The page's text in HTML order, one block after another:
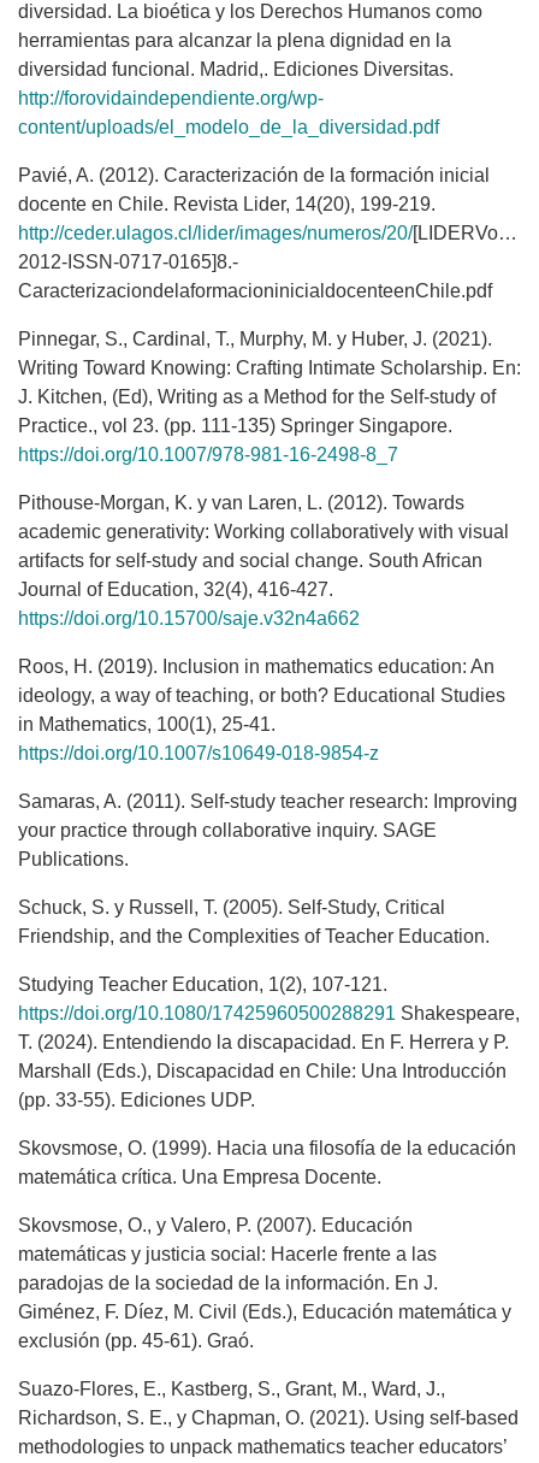
diversidad. La bioética y los Derechos Humanos como
herramientas para alcanzar la plena dignidad en la
diversidad funcional. Madrid,. Ediciones Diversitas.
http://forovidaindependiente.org/wp-
content/uploads/el_modelo_de_la_diversidad.pdf
Pavié, A. (2012). Caracterización de la formación inicial
docente en Chile. Revista Lider, 14(20), 199-219.
http://ceder.ulagos.cl/lider/images/numeros/20/
2012-ISSN-0717-0165]8.-
CaracterizaciondelaformacioninicialdocenteenChile.pdf
Pinnegar, S., Cardinal, T., Murphy, M. y Huber, J. (2021).
Writing Toward Knowing: Crafting Intimate Scholarship. En:
J. Kitchen, (Ed), Writing as a Method for the Self-study of
Practice., vol 23. (pp. 111-135) Springer Singapore.
https://doi.org/10.1007/978-981-16-2498-8_7
Pithouse-Morgan, K. y van Laren, L. (2012). Towards
academic generativity: Working collaboratively with visual
artifacts for self-study and social change. South African
Journal of Education, 32(4), 416-427.
https://doi.org/10.15700/saje.v32n4a662
Roos, H. (2019). Inclusion in mathematics education: An
ideology, a way of teaching, or both? Educational Studies
in Mathematics, 100(1), 25-41.
https://doi.org/10.1007/s10649-018-9854-z
Samaras, A. (2011). Self-study teacher research: Improving
your practice through collaborative inquiry. SAGE
Publications.
Schuck, S. y Russell, T. (2005). Self-Study, Critical
Friendship, and the Complexities of Teacher Education.
Studying Teacher Education, 1(2), 107-121.
https://doi.org/10.1080/17425960500288291 Shakespeare,
T. (2024). Entendiendo la discapacidad. En F. Herrera y P.
Marshall (Eds.), Discapacidad en Chile: Una Introducción
(pp. 33-55). Ediciones UDP.
Skovsmose, O. (1999). Hacia una filosofía de la educación
matemática crítica. Una Empresa Docente.
Skovsmose, O., y Valero, P. (2007). Educación
matemáticas y justicia social: Hacerle frente a las
paradojas de la sociedad de la información. En J.
Giménez, F. Díez, M. Civil (Eds.), Educación matemática y
exclusión (pp. 45-61). Graó.
Suazo-Flores, E., Kastberg, S., Grant, M., Ward, J.,
Richardson, S. E., y Chapman, O. (2021). Using self-based
methodologies to unpack mathematics teacher educators’